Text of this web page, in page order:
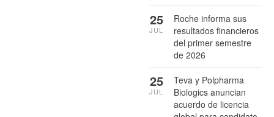
Roche informa sus
resultados financieros
del primer semestre
de 2026
25
JUL
Teva y Polpharma
Biologics anuncian
acuerdo de licencia
25
JUL